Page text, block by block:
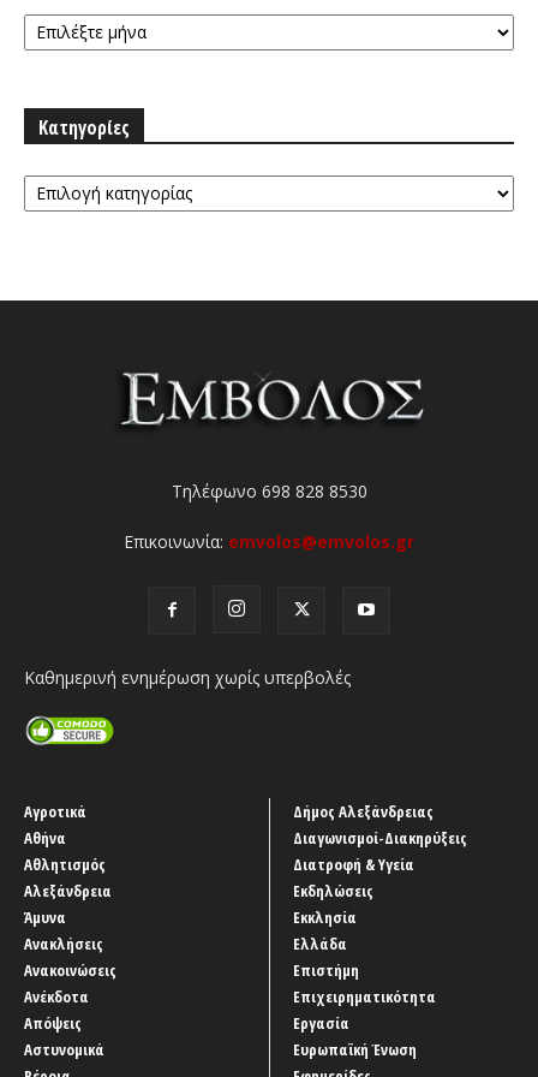
Αρχειοθήκη
Κατηγορίες
Κατηγορίες
Τηλέφωνο 698 828 8530
Επικοινωνία: emvolos@emvolos.gr
Καθημερινή ενημέρωση χωρίς υπερβολές
Αγροτικά
Αθήνα
Αθλητισμός
Αλεξάνδρεια
Άμυνα
Ανακλήσεις
Ανακοινώσεις
Ανέκδοτα
Απόψεις
Αστυνομικά
Δήμος Αλεξάνδρειας
Διαγωνισμοί-Διακηρύξεις
Διατροφή & Υγεία
Εκδηλώσεις
Εκκλησία
Ελλάδα
Επιστήμη
Επιχειρηματικότητα
Εργασία
Ευρωπαϊκή Ένωση